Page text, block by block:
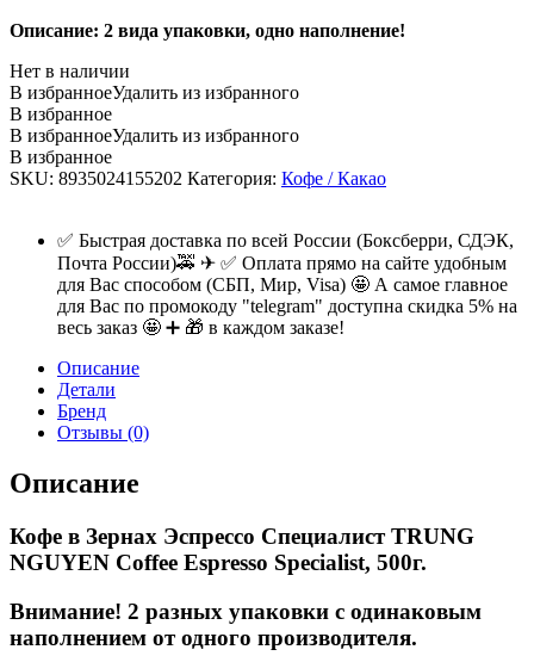
Описание: 2 вида упаковки, одно наполнение!
Нет в наличии
В избранноеУдалить из избранного
В избранное
В избранноеУдалить из избранного
В избранное
SKU: 8935024155202 Категория: Кофе / Какао
✅ Быстрая доставка по всей России (Боксберри, СДЭК,
Почта России)🚕 ✈ ✅ Оплата прямо на сайте удобным
для Вас способом (СБП, Мир, Visa) 🤩 А самое главное
для Вас по промокоду "telegram" доступна скидка 5% на
весь заказ 🤩 ➕ 🎁 в каждом заказе!
Описание
Детали
Бренд
Отзывы (0)
Описание
Кофе в Зернах Эспрессо Специалист TRUNG
NGUYEN Coffee Espresso Specialist, 500г.
Внимание! 2 разных упаковки с одинаковым
наполнением от одного производителя.